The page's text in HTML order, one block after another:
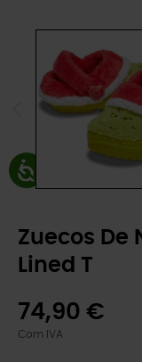
Zuecos De
Lined T
74,90 €
Com IVA